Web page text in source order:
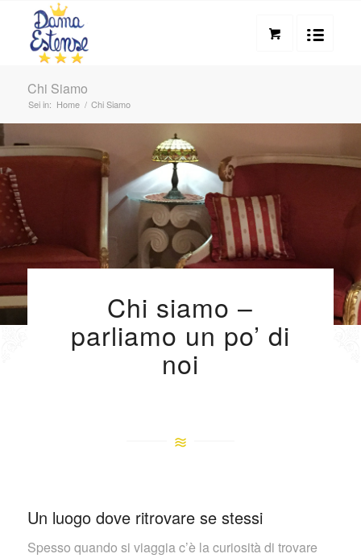
Chi Siamo
Sei in: Home / Chi Siamo
Chi siamo –
parliamo un po’ di
noi
Un luogo dove ritrovare se stessi
Spesso quando si viaggia c’è la curiosità di trovare